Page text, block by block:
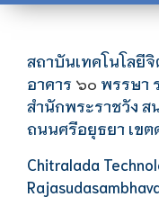
สถาบันเทคโนโลยีจิ
อาคาร ๖๐ พรรษา
สำนักพระราชวัง ส
ถนนศรีอยุธยา เขต
Chitralada